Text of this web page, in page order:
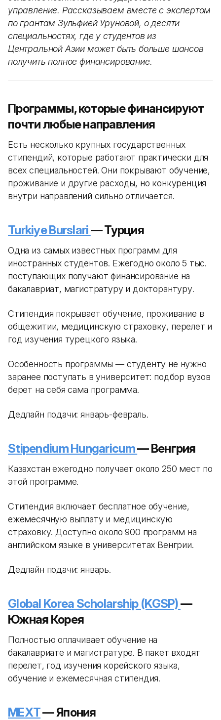
управление. Рассказываем вместе с экспертом
по грантам Зульфией Уруновой, о десяти
специальностях, где у студентов из
Центральной Азии может быть больше шансов
получить полное финансирование.
Программы, которые финансируют
почти любые направления
Есть несколько крупных государственных
стипендий, которые работают практически для
всех специальностей. Они покрывают обучение,
проживание и другие расходы, но конкуренция
внутри направлений сильно отличается.
Turkiye Burslari— Турция
Одна из самых известных программ для
иностранных студентов. Ежегодно около 5 тыс.
поступающих получают финансирование на
бакалавриат, магистратуру и докторантуру.
Стипендия покрывает обучение, проживание в
общежитии, медицинскую страховку, перелет и
год изучения турецкого языка.
Особенность программы — студенту не нужно
заранее поступать в университет: подбор вузов
берет на себя сама программа.
Дедлайн подачи: январь-февраль.
Stipendium Hungaricum— Венгрия
Казахстан ежегодно получает около 250 мест по
этой программе.
Стипендия включает бесплатное обучение,
ежемесячную выплату и медицинскую
страховку. Доступно около 900 программ на
английском языке в университетах Венгрии.
Дедлайн подачи: январь.
Global Korea Scholarship (KGSP)—
Южная Корея
Полностью оплачивает обучение на
бакалавриате и магистратуре. В пакет входят
перелет, год изучения корейского языка,
обучение и ежемесячная стипендия.
MEXT— Япония